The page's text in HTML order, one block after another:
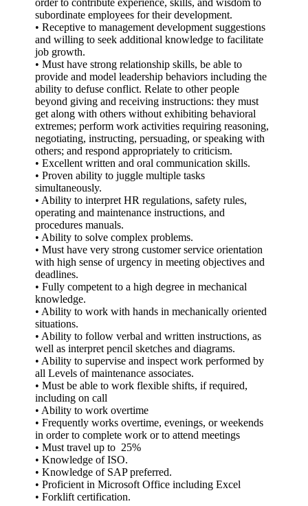
subordinate employees for their development.
• Receptive to management development suggestions
and willing to seek additional knowledge to facilitate
job growth.
• Must have strong relationship skills, be able to
provide and model leadership behaviors including the
ability to defuse conflict. Relate to other people
beyond giving and receiving instructions: they must
get along with others without exhibiting behavioral
extremes; perform work activities requiring reasoning,
negotiating, instructing, persuading, or speaking with
others; and respond appropriately to criticism.
• Excellent written and oral communication skills.
• Proven ability to juggle multiple tasks
simultaneously.
• Ability to interpret HR regulations, safety rules,
operating and maintenance instructions, and
procedures manuals.
• Ability to solve complex problems.
• Must have very strong customer service orientation
with high sense of urgency in meeting objectives and
deadlines.
• Fully competent to a high degree in mechanical
knowledge.
• Ability to work with hands in mechanically oriented
situations.
• Ability to follow verbal and written instructions, as
well as interpret pencil sketches and diagrams.
• Ability to supervise and inspect work performed by
all Levels of maintenance associates.
• Must be able to work flexible shifts, if required,
including on call
• Ability to work overtime
• Frequently works overtime, evenings, or weekends
in order to complete work or to attend meetings
• Must travel up to 25%
• Knowledge of ISO.
• Knowledge of SAP preferred.
• Proficient in Microsoft Office including Excel
• Forklift certification.